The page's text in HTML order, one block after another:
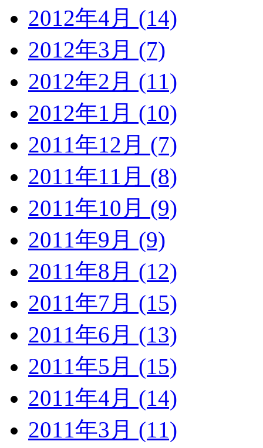
2012年4月 (14)
2012年3月 (7)
2012年2月 (11)
2012年1月 (10)
2011年12月 (7)
2011年11月 (8)
2011年10月 (9)
2011年9月 (9)
2011年8月 (12)
2011年7月 (15)
2011年6月 (13)
2011年5月 (15)
2011年4月 (14)
2011年3月 (11)